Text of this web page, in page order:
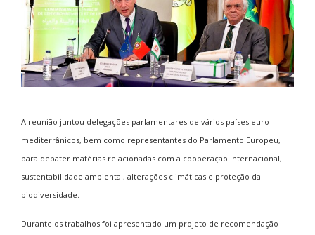
A reunião juntou delegações parlamentares de vários países euro-
mediterrânicos, bem como representantes do Parlamento Europeu,
para debater matérias relacionadas com a cooperação internacional,
sustentabilidade ambiental, alterações climáticas e proteção da
biodiversidade.
Durante os trabalhos foi apresentado um projeto de recomendação